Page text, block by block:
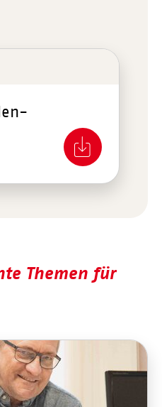
Themen für